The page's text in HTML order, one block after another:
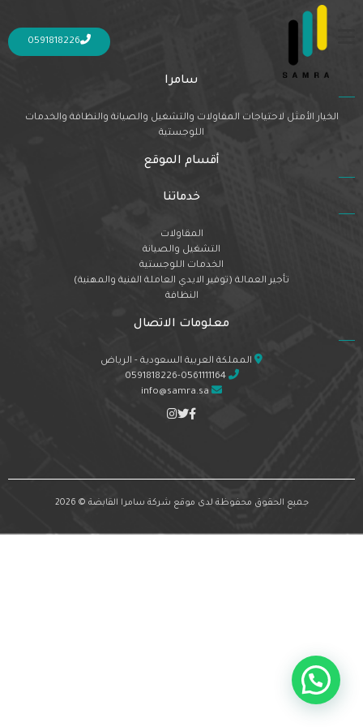
0591818226
Nothing Found
It seems we can’t find what you’re looking for. Perhaps searching can help.
سامرا
الخيار الأمثل لاحتياجات المقاولات والتشغيل والصيانة والنظافة والخدمات
اللوجستية
أقسام الموقع
خدماتنا
المقاولات
التشغيل والصيانة
الخدمات اللوجستية
تأجير العمالة (توفير الايدي العاملة الفنية والمهنية)
النظافة
معلومات الاتصال
المملكة العربية السعودية - الرياض
0591818226-0561111164
info@samra.sa
جميع الحقوق محفوظة لدى موقع شركة سامرا القابضة © 2026